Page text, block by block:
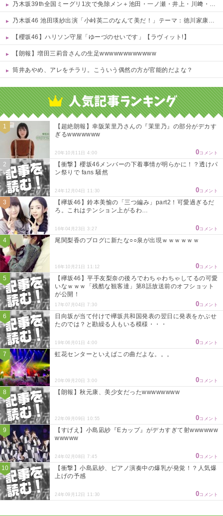
乃木坂39th全国ミーグリ1次で免除メン＋池田・一ノ瀬・井上・川﨑・菅原・中西が全完売
乃木坂46 池田瑛紗出演「小峠英二のなんて美だ！」テーマ：徳川家康【2025.8.5 24:00〜 TOKYO MX】
【櫻坂46】ハリソン守屋「ゆーづのせいです」【ラヴィット!】
【朗報】増田三莉音さんの生足wwwwwwwwwwww
筒井あやめ、アレをチラリ。こういう偶然の方が官能的だよな？
【超絶朗報】幸阪茉里乃さんの『茉里乃』の部分がデカす
ぎるwwwwwww
20年10月11日 4:00 0コメント
【衝撃】櫻坂46メンバーの下着事情が明らかに！？透けパ
ン祭りで fans 騒然
24年12月04日 11:30 0コメント
【欅坂46】鈴本美愉の「三つ編み」part2！可愛過ぎるだ
ろ。これはテンション上がるわ…
16年04月23日 3:27 0コメント
尾関梨香のブログに新たな○○泉が出現ｗｗｗｗｗｗ
16年10月21日 11:12 0コメント
【欅坂46】平手友梨奈の後ろでわちゃわちゃしてるの可愛
いなｗｗｗ「残酷な観客達」第8話放送前のオフショット
が公開！
17年07月04日 7:30 0コメント
日向坂が当て付けで欅坂共和国発表の翌日に発表をかぶせ
たのでは？と勘繰る人もいる模様・・・
19年06月01日 4:00 0コメント
虹花センターといえばこの曲だよな。。。
20年09月20日 3:00 0コメント
【朗報】秋元康、美少女だったwwwwwwww
22年09月09日 10:55 0コメント
【すげえ】小島凪紗『Eカップ』がデカすぎて射wwwwww
wwwww
24年02月08日 7:45 0コメント
【衝撃】小島凪紗、ピアノ演奏中の爆乳が発覚！？人気爆
上げの予感
24年09月12日 11:30 0コメント